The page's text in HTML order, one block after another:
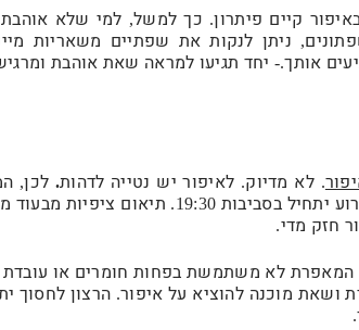
קיים פיתרון. כך למשל, למי שלא
, ניתן לנקות את שפתיים משאריות
אותך.- יחד תגיעו למראה שאת אוהבת
.לא מדיוק. לאיפור יש נטייה לדהות. לכן,
יתחיל בסביבות 19:30. תיאום ציפיות מבעוד
חזק מדי.
המאפרת לא משתמשת בפחות חומרים או
ושאת מוכנה להוציא על איפור. הרצון לחסוך
.